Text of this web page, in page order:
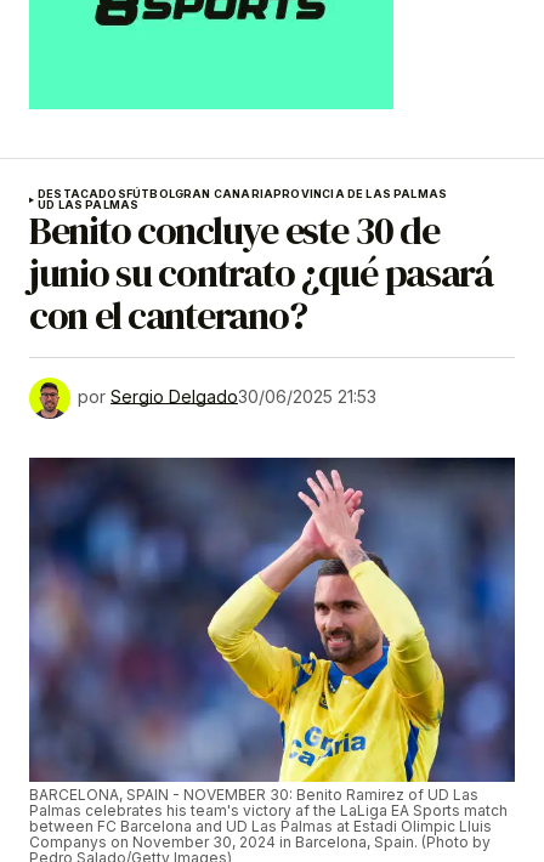
DESTACADOSFÚTBOLGRAN CANARIAPROVINCIA DE LAS PALMAS
UD LAS PALMAS
Benito concluye este 30 de
junio su contrato ¿qué pasará
con el canterano?
por Sergio Delgado30/06/2025 21:53
BARCELONA, SPAIN - NOVEMBER 30: Benito Ramirez of UD Las
Palmas celebrates his team's victory af the LaLiga EA Sports match
between FC Barcelona and UD Las Palmas at Estadi Olimpic Lluis
Companys on November 30, 2024 in Barcelona, Spain. (Photo by
Pedro Salado/Getty Images)